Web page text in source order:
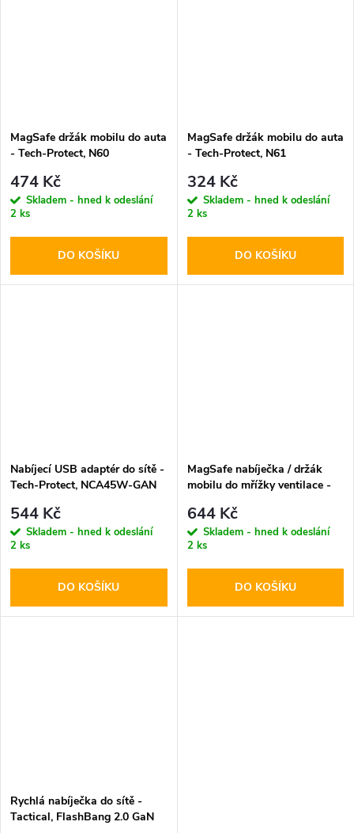
MagSafe držák mobilu do auta
- Tech-Protect, N60
474 Kč
Skladem - hned k odeslání
2 ks
DO KOŠÍKU
MagSafe držák mobilu do auta
- Tech-Protect, N61
324 Kč
Skladem - hned k odeslání
2 ks
DO KOŠÍKU
Nabíjecí USB adaptér do sítě -
Tech-Protect, NCA45W-GAN
C kabel
544 Kč
Skladem - hned k odeslání
2 ks
DO KOŠÍKU
MagSafe nabíječka / držák
mobilu do mřížky ventilace -
644 Kč
Skladem - hned k odeslání
2 ks
DO KOŠÍKU
Rychlá nabíječka do sítě -
Tactical, FlashBang 2.0 GaN